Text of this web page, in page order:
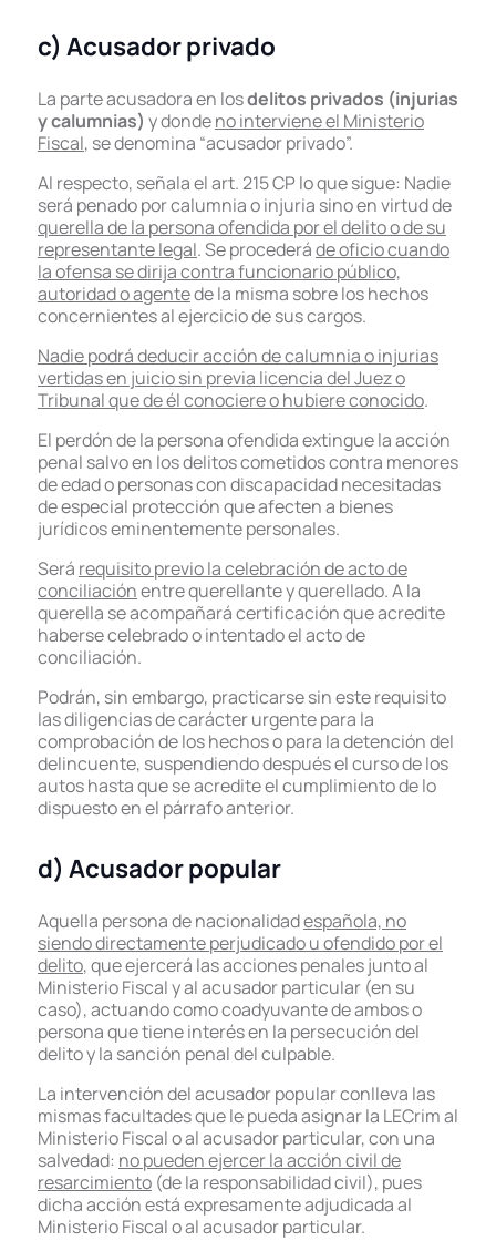
c) Acusador privado
La parte acusadora en losdelitos privados (injurias
y calumnias) y dondeno interviene el Ministerio
Fiscal, se denomina “acusador privado”.
Al respecto, señala el art. 215 CP lo que sigue: Nadie
será penado por calumnia o injuria sino en virtud de
querella de la persona ofendida por el delito o de su
representante legal. Se procederáde oficio cuando
la ofensa se dirija contra funcionario público,
autoridad o agentede la misma sobre los hechos
concernientes al ejercicio de sus cargos.
Nadie podrá deducir acción de calumnia o injurias
vertidas en juicio sin previa licencia del Juez o
Tribunal que de él conociere o hubiere conocido.
El perdón de la persona ofendida extingue la acción
penal salvo en los delitos cometidos contra menores
de edad o personas con discapacidad necesitadas
de especial protección que afecten a bienes
jurídicos eminentemente personales.
Será requisito previo la celebración de acto de
conciliaciónentre querellante y querellado. A la
querella se acompañará certificación que acredite
haberse celebrado o intentado el acto de
conciliación.
Podrán, sin embargo, practicarse sin este requisito
las diligencias de carácter urgente para la
comprobación de los hechos o para la detención del
delincuente, suspendiendo después el curso de los
autos hasta que se acredite el cumplimiento de lo
dispuesto en el párrafo anterior.
d) Acusador popular
Aquella persona de nacionalidadespañola, no
siendo directamente perjudicado u ofendido por el
delito, que ejercerá las acciones penales junto al
Ministerio Fiscal y al acusador particular (en su
caso), actuando como coadyuvante de ambos o
persona que tiene interés en la persecución del
delito y la sanción penal del culpable.
La intervención del acusador popular conlleva las
mismas facultades que le pueda asignar la LECrim al
Ministerio Fiscal o al acusador particular, con una
salvedad: no pueden ejercer la acción civil de
resarcimiento (de la responsabilidad civil), pues
dicha acción está expresamente adjudicada al
Ministerio Fiscal o al acusador particular.